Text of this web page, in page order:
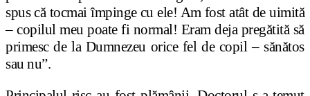
spus că tocmai împinge cu ele! Am fost atât de uimită
– copilul meu poate fi normal! Eram deja pregătită să
primesc de la Dumnezeu orice fel de copil – sănătos
sau nu”.